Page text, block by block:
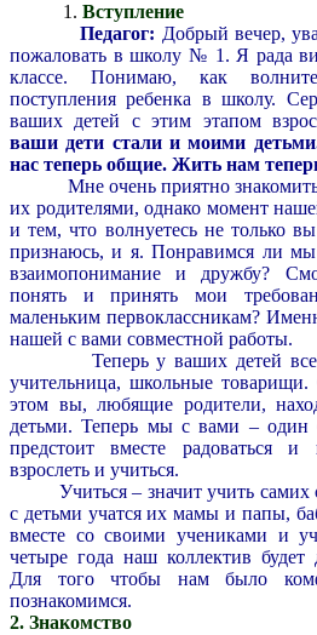
Вступление
Педагог: Добрый вечер,
пожаловать в школу № 1. Я рада
классе. Понимаю, как
поступления ребенка в школу.
ваших детей с этим этапом
ваши дети стали и моими
нас теперь общие. Жить нам
Мне очень приятно
их родителями, однако момент
и тем, что волнуетесь не только
признаюсь, и я. Понравимся ли
взаимопонимание и дружбу?
понять и принять мои
маленьким первоклассникам?
нашей с вами совместной работы.
Теперь у ваших детей все
учительница, школьные
этом вы, любящие родители,
детьми. Теперь мы с вами – один
предстоит вместе радоваться и
взрослеть и учиться.
Учиться – значит учить самих
с детьми учатся их мамы и папы,
вместе со своими учениками и
четыре года наш коллектив
Для того чтобы нам было
познакомимся.
2. Знакомство